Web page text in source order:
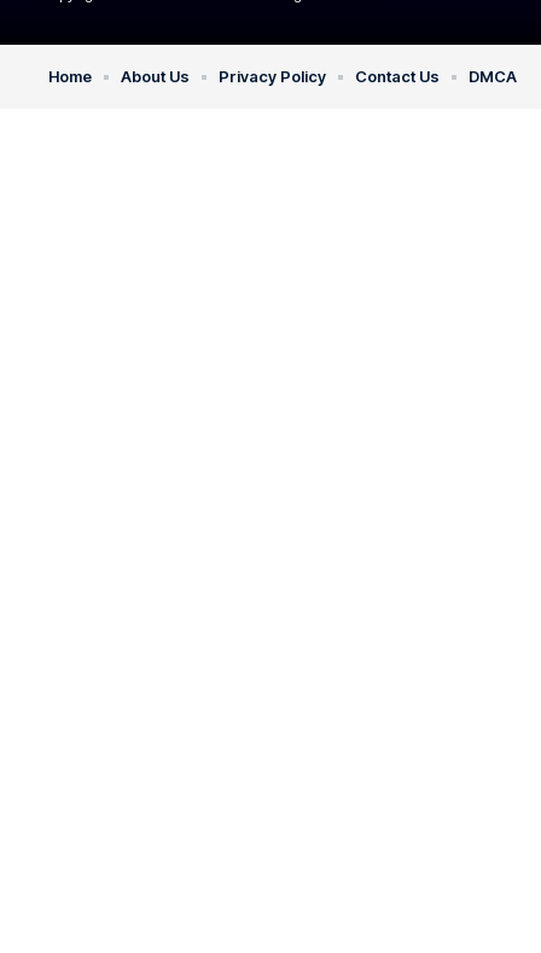
Home About Us Privacy Policy Contact Us DMCA